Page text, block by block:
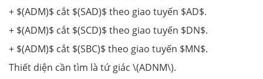
+ $(ADM)$ cắt $(SAD)$ theo giao tuyến $AD$.
+ $(ADM)$ cắt $(SCD)$ theo giao tuyến $DN$.
+ $(ADM)$ cắt $(SBC)$ theo giao tuyến $MN$.
Thiết diện cần tìm là tứ giác \(ADNM\).